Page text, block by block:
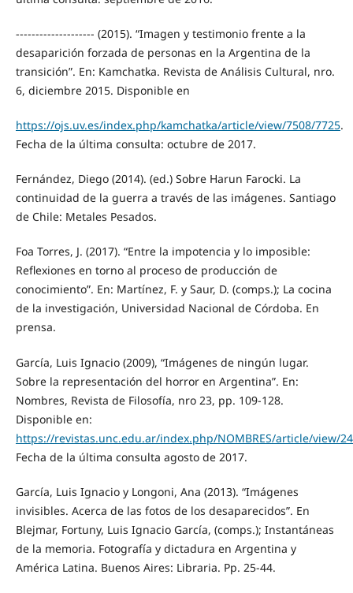
-------------------- (2015). “Imagen y testimonio frente a la
desaparición forzada de personas en la Argentina de la
transición”. En: Kamchatka. Revista de Análisis Cultural, nro.
6, diciembre 2015. Disponible en
https://ojs.uv.es/index.php/kamchatka/article/view/7508/7725.
Fecha de la última consulta: octubre de 2017.
Fernández, Diego (2014). (ed.) Sobre Harun Farocki. La
continuidad de la guerra a través de las imágenes. Santiago
de Chile: Metales Pesados.
Foa Torres, J. (2017). “Entre la impotencia y lo imposible:
Reflexiones en torno al proceso de producción de
conocimiento”. En: Martínez, F. y Saur, D. (comps.); La cocina
de la investigación, Universidad Nacional de Córdoba. En
prensa.
García, Luis Ignacio (2009), “Imágenes de ningún lugar.
Sobre la representación del horror en Argentina”. En:
Nombres, Revista de Filosofía, nro 23, pp. 109-128.
Disponible en:
https://revistas.unc.edu.ar/index.php/NOMBRES/article/view/
Fecha de la última consulta agosto de 2017.
García, Luis Ignacio y Longoni, Ana (2013). “Imágenes
invisibles. Acerca de las fotos de los desaparecidos”. En
Blejmar, Fortuny, Luis Ignacio García, (comps.); Instantáneas
de la memoria. Fotografía y dictadura en Argentina y
América Latina. Buenos Aires: Libraria. Pp. 25-44.